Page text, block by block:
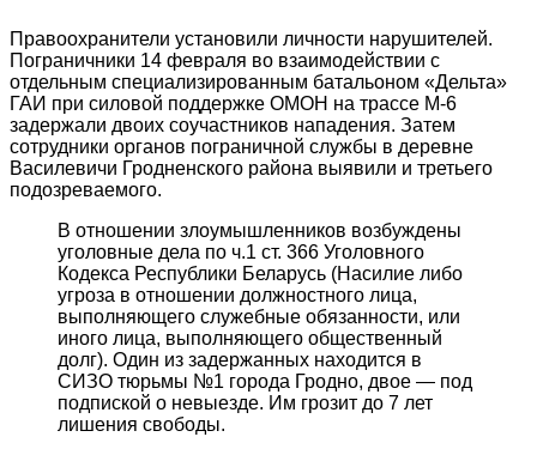
Правоохранители установили личности нарушителей.
Пограничники 14 февраля во взаимодействии с
отдельным специализированным батальоном «Дельта»
ГАИ при силовой поддержке ОМОН на трассе М-6
задержали двоих соучастников нападения. Затем
сотрудники органов пограничной службы в деревне
Василевичи Гродненского района выявили и третьего
подозреваемого.
В отношении злоумышленников возбуждены
уголовные дела по ч.1 ст. 366 Уголовного
Кодекса Республики Беларусь (Насилие либо
угроза в отношении должностного лица,
выполняющего служебные обязанности, или
иного лица, выполняющего общественный
долг). Один из задержанных находится в
СИЗО тюрьмы №1 города Гродно, двое — под
подпиской о невыезде. Им грозит до 7 лет
лишения свободы.